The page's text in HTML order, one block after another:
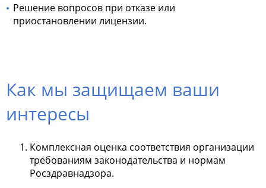
Решение вопросов при отказе или
приостановлении лицензии.
Как мы защищаем ваши
интересы
Комплексная оценка соответствия организации
требованиям законодательства и нормам
Росздравнадзора.